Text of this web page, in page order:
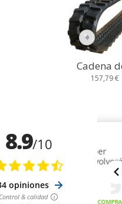
Cadena
157,79 €